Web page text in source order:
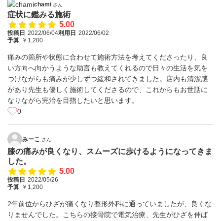
chami さん
症状に鑑みる施術
5.00
投稿日 2022/06/04利用日 2022/06/02
予算 ￥1,200
痛みの箇所や状態に合わせて施術方法を考えてくださったり、良
い方向へ向かうような助言も教えてくれるので日々の生活を気を
つけながらも痛みが少しずつ緩和されてきました。店内も清潔感
があり先生も優しく施術してくださるので、これからもお世話に
なりながら完治を目指したいと思います。
0
みーこ さん
膝の痛みが良くなり、スムーズに歩けるようになってきま
した。
5.00
投稿日 2022/05/26
予算 ￥1,200
2年前位からひざが痛くなり整形外科に通っていましたが、良くな
りませんでした。こちらの接骨院で電気治療、先生がひざを伸ば